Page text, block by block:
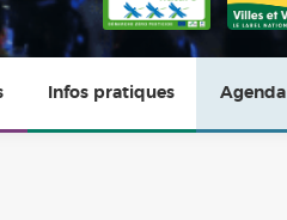
Infos pratiques Agenda